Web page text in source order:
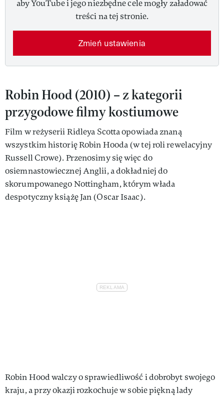
aby YouTube i jego niezbędne cele mogły załadować
treści na tej stronie.
Zmień ustawienia
Robin Hood (2010) – z kategorii
przygodowe filmy kostiumowe
Film w reżyserii Ridleya Scotta opowiada znaną
wszystkim historię Robin Hooda (w tej roli rewelacyjny
Russell Crowe). Przenosimy się więc do
osiemnastowiecznej Anglii, a dokładniej do
skorumpowanego Nottingham, którym włada
despotyczny książę Jan (Oscar Isaac).
Robin Hood walczy o sprawiedliwość i dobrobyt swojego
kraju, a przy okazji rozkochuje w sobie piękną lady